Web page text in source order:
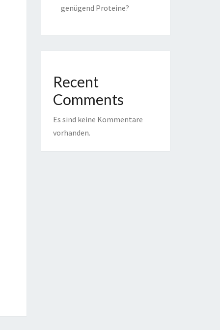
genügend Proteine?
Recent
Comments
Es sind keine Kommentare
vorhanden.